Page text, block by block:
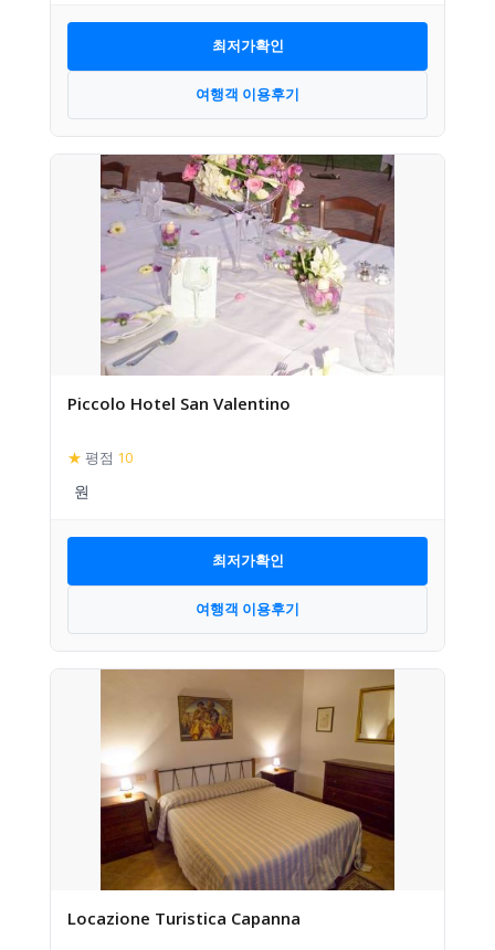
최저가확인
여행객 이용후기
Piccolo Hotel San Valentino
★ 평점 10
최저가확인
여행객 이용후기
Locazione Turistica Capanna